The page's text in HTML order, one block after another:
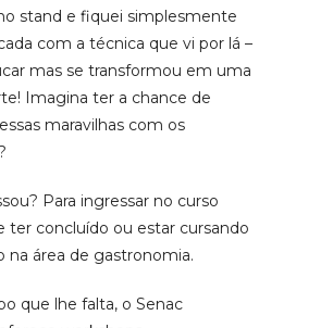
stand e fiquei simplesmente
com a técnica que vi por lá –
mas se transformou em uma
Imagina ter a chance de
maravilhas com os
Para ingressar no curso
ter concluído ou estar cursando
na área de gastronomia.
que lhe falta, o Senac